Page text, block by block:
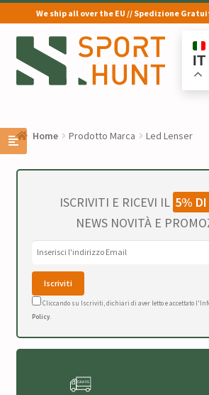
We ship all over the EU // Spedizione
Vai
alla
navigazione
Vai
al
contenuto
IT
Home Prodotto Marca Led Lenser
ISCRIVITI E RICEVI IL 5% DI
NEWS NOVITÀ E
Cliccando su Iscriviti, dichiari di aver letto e accettato
Policy.